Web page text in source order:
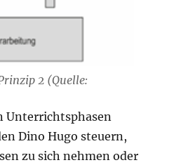
2 (Quelle:
Unterrichtsphasen
Dino Hugo steuern,
zu sich nehmen oder